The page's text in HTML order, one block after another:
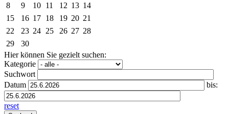
8
9 10 11 12 13 14
15
16 17 18 19 20 21
22
23 24 25 26 27 28
29
30
Hier können Sie gezielt suchen:
Kategorie
Suchwort
Datum
bis:
reset